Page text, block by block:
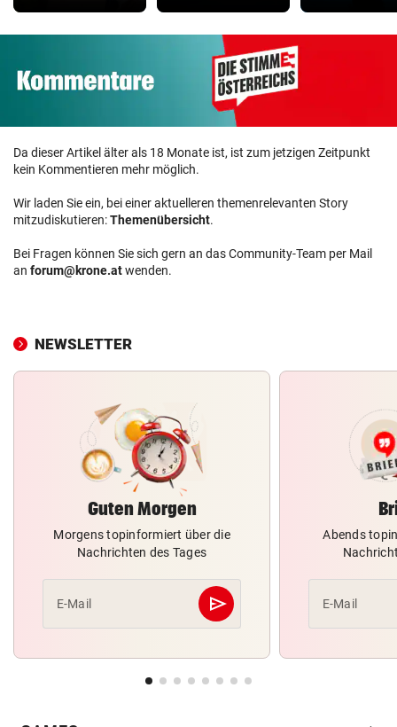
Da dieser Artikel älter als 18 Monate ist, ist zum jetzigen Zeitpunkt
kein Kommentieren mehr möglich.
Wir laden Sie ein, bei einer aktuelleren themenrelevanten Story
mitzudiskutieren:Themenübersicht.
Bei Fragen können Sie sich gern an das Community-Team per Mail
an forum@krone.atwenden.
NEWSLETTER
Guten Morgen
Morgens topinformiert über die
Nachrichten des Tages
E-Mail send
Abschicken
Abends
E-Mail